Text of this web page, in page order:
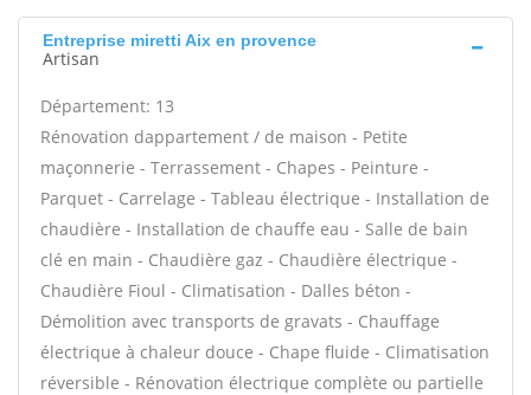
Entreprise miretti Aix en provence
Artisan
Département: 13
Rénovation dappartement / de maison - Petite
maçonnerie - Terrassement - Chapes - Peinture -
Parquet - Carrelage - Tableau électrique - Installation de
chaudière - Installation de chauffe eau - Salle de bain
clé en main - Chaudière gaz - Chaudière électrique -
Chaudière Fioul - Climatisation - Dalles béton -
Démolition avec transports de gravats - Chauffage
électrique à chaleur douce - Chape fluide - Climatisation
réversible - Rénovation électrique complète ou partielle